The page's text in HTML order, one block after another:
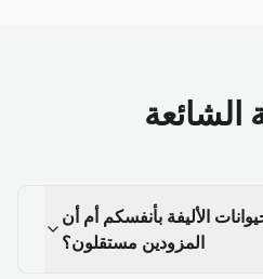
الشائعة
الأليفة بأنفسكم أم أن
المزودين مستقلون؟